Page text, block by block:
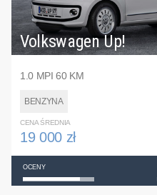
Volkswagen Up!
1.0 MPI 60 KM
BENZYNA
CENA ŚREDNIA
19 000 zł
OCENY